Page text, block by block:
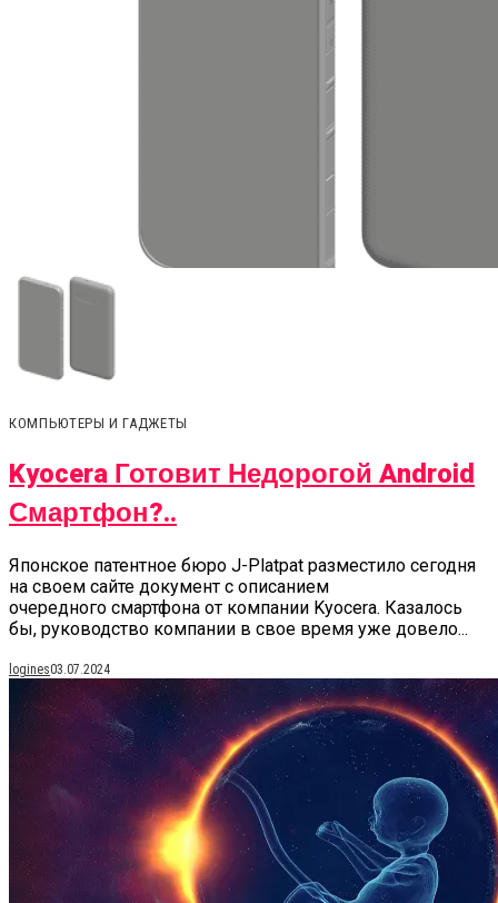
КОМПЬЮТЕРЫ И ГАДЖЕТЫ
Kyocera Готовит Недорогой Android
Смартфон?..
Японское патентное бюро J-Platpat разместило сегодня
на своем сайте документ с описанием
очередного смартфона от компании Kyocera. Казалось
бы, руководство компании в свое время уже довело...
logines03.07.2024